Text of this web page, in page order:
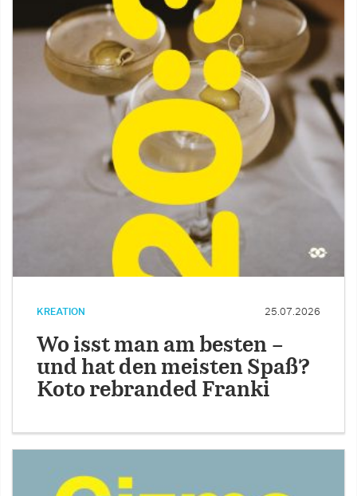
KREATION 25.07.2026
Wo isst man am besten –
und hat den meisten Spaß?
Koto rebranded Franki